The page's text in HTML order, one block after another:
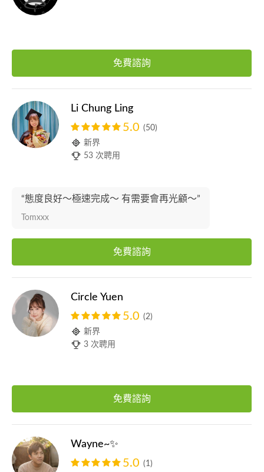
免費諮詢
Li Chung Ling
5.0 (50)
新界
53 次聘用
“態度良好～極速完成～ 有需要會再光顧～”
Tomxxx
免費諮詢
Circle Yuen
5.0 (2)
新界
3 次聘用
免費諮詢
Wayne~✨
5.0 (1)